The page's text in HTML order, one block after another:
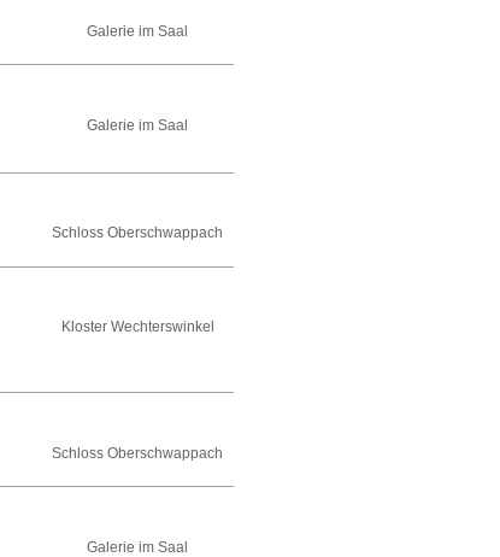
Galerie im Saal
Galerie im Saal
Schloss Oberschwappach
Kloster Wechterswinkel
Schloss Oberschwappach
Galerie im Saal